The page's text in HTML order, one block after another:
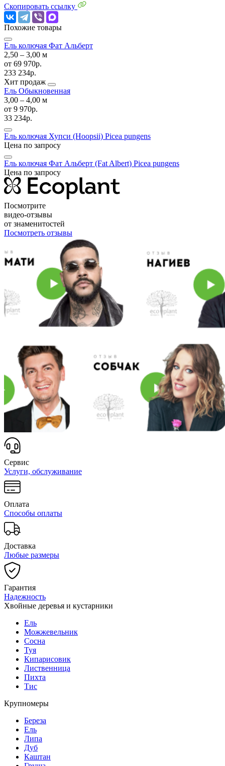
Скопировать ссылку
Похожие товары
Ель колючая Фат Альберт
2,50 ‒ 3,00 м
от 69 970р.
233 234р.
Хит продаж
Ель Обыкновенная
3,00 ‒ 4,00 м
от 9 970р.
33 234р.
Ель колючая Хупси (Hoopsii) Picea pungens
Цена по запросу
Ель колючая Фат Альберт (Fat Albert) Picea pungens
Цена по запросу
Посмотрите
видео-отзывы
от знаменитостей
Посмотреть отзывы
Сервис
Услуги, обслуживание
Оплата
Способы оплаты
Доставка
Любые размеры
Гарантия
Надежность
Хвойные деревья и кустарники
Ель
Можжевельник
Сосна
Туя
Кипарисовик
Лиственница
Пихта
Тис
Крупномеры
Береза
Ель
Липа
Дуб
Каштан